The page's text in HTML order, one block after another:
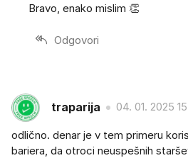
Bravo, enako mislim 👏
Odgovori
traparija 04. 01. 2025
odlično. denar je v tem primeru
bariera, da otroci neuspešnih